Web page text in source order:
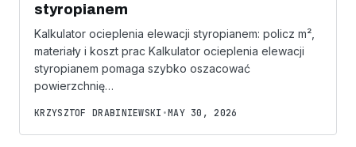
styropianem
Kalkulator ocieplenia elewacji styropianem: policz m²,
materiały i koszt prac Kalkulator ocieplenia elewacji
styropianem pomaga szybko oszacować
powierzchnię…
KRZYSZTOF DRABINIEWSKI •MAY 30, 2026